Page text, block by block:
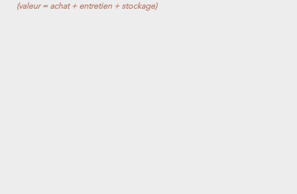
(valeur = achat + entretien + stockage)